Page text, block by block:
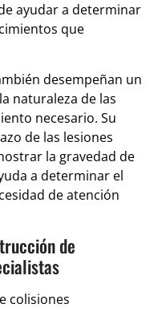
ayudar a determinar
que
desempeñan un
naturaleza de las
necesario. Su
de las lesiones
la gravedad de
a determinar el
de atención
de
colisiones